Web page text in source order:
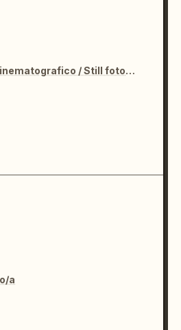
Fermo immagine cinematografico / Still fotografico
a